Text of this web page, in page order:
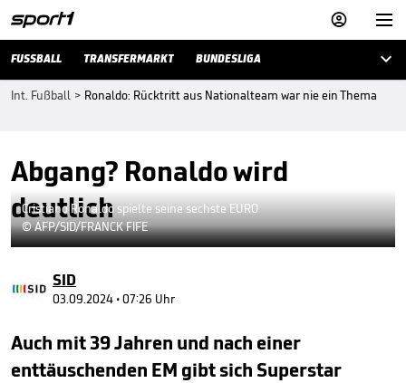


FUSSBALL TRANSFERMARKT BUNDESLIGA 
Int. Fußball > Ronaldo: Rücktritt aus Nationalteam war nie ein Thema
Abgang? Ronaldo wird
deutlich
Cristiano Ronaldo spielte seine sechste EURO
© AFP/SID/FRANCK FIFE
SID
03.09.2024 • 07:26 Uhr
Auch mit 39 Jahren und nach einer
enttäuschenden EM gibt sich Superstar